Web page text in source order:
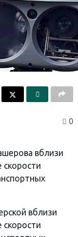
0
вблизи
вблизи